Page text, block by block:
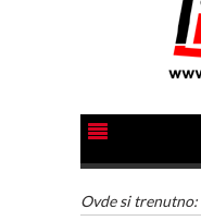
Ovde si trenutno: